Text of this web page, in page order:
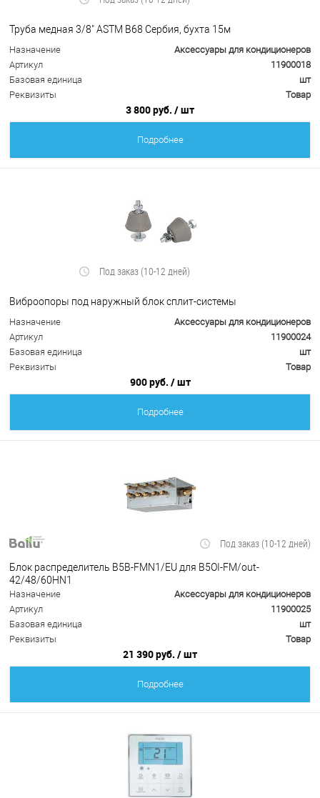
Труба медная 3/8" ASTM B68 Сербия, бухта 15м
Назначение
Аксессуары для кондиционеров
Артикул
11900018
Базовая единица
шт
Реквизиты
Товар
3 800 руб. / шт
Подробнее
Под заказ (10-12 дней)
Виброопоры под наружный блок сплит-системы
Назначение
Аксессуары для кондиционеров
Артикул
11900024
Базовая единица
шт
Реквизиты
Товар
900 руб. / шт
Подробнее
Под заказ (10-12 дней)
Блок распределитель B5B-FMN1/EU для B5OI-FM/out-
42/48/60HN1
Назначение
Аксессуары для кондиционеров
Артикул
11900025
Базовая единица
шт
Реквизиты
Товар
21 390 руб. / шт
Подробнее